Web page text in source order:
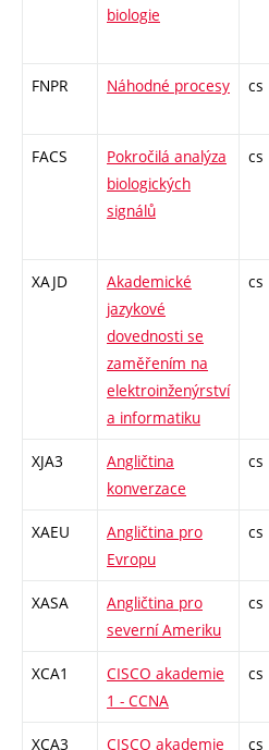
biologie
FNPR Náhodné procesy cs
FACS
Pokročilá analýza
biologických
signálů
cs
XAJD
Akademické
jazykové
dovednosti se
zaměřením na
elektroinženýrství
a informatiku
cs
XJA3
Angličtina
konverzace
cs
XAEU
Angličtina pro
Evropu
cs
XASA
Angličtina pro
severní Ameriku
cs
XCA1
CISCO akademie
1 - CCNA
cs
XCA3 CISCO akademie cs